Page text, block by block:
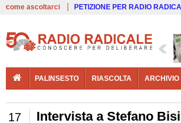
come ascoltarci PETIZIONE PER RADIO
PALINSESTO RIASCOLTA ARCHIVIO
17 Intervista a Stefano